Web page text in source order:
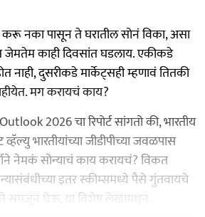
करू नका पासून ते घरातील सोनं विका, असा
जेमतेम काही दिवसांत घडलाय. एकीकडे
नाही, दुसरीकडे मार्केट्सही म्हणावं तितकी
मग करायचं काय?
2026 चा रिपोर्ट सांगतो की, भारतीय
व्हॅल्यु भारतीयांच्या जीडीपीच्या जवळपास
नेमकं सोन्याचं काय करायचं? विकत
इतर स्कीम्समध्ये पैसे गुंतवायचे
समजून घेऊ, या विशेष लेखामधून.